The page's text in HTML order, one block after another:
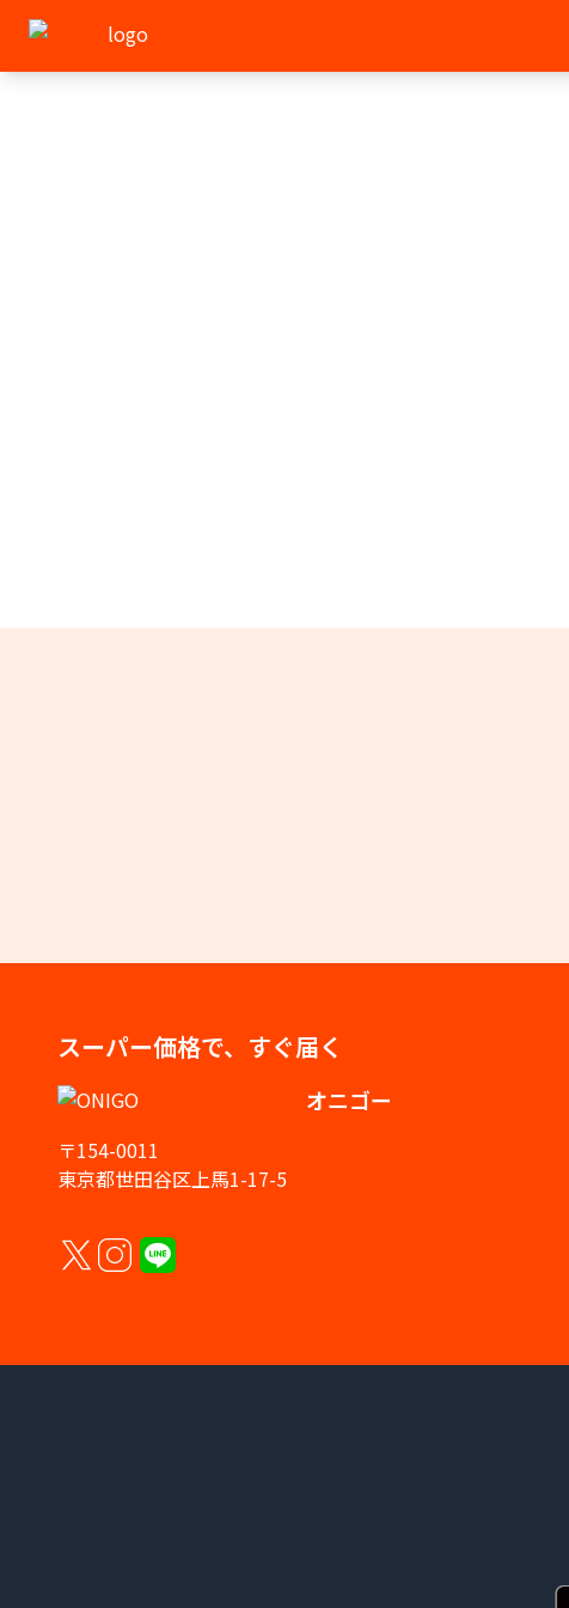
スーパー価格で、すぐ届く
オニゴー
〒154-0011
東京都世田谷区上馬1-17-5